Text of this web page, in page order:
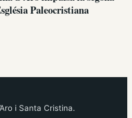
Paleocristiana
i Santa Cristina.